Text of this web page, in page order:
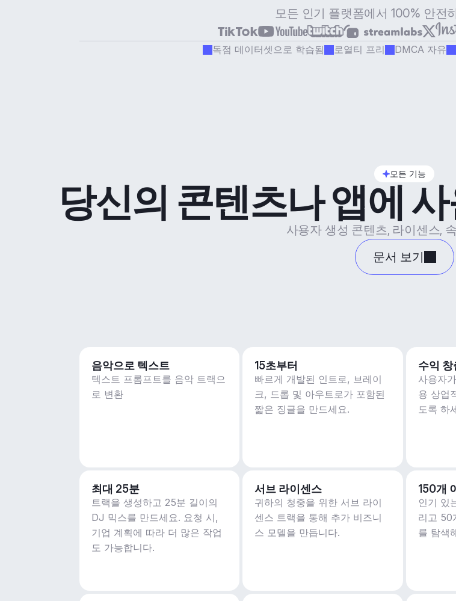
모든 인기 플랫폼에서 100% 안전
독점 데이터셋으로 학습됨 로열티 프리 DMCA 자유
모든 기능
당신의 콘텐츠나 앱에
사용자 생성 콘텐츠, 라이센스,
문서 보기
음악으로 텍스트
텍스트 프롬프트를 음악 트랙으
로 변환
15초부터
빠르게 개발된 인트로, 브레이
크, 드롭 및 아우트로가 포함된
짧은 징글을 만드세요.
수익 창
사용자
용 상업
도록 하
최대 25분
트랙을 생성하고 25분 길이의
DJ 믹스를 만드세요. 요청 시,
기업 계획에 따라 더 많은 작업
도 가능합니다.
서브 라이센스
귀하의 청중을 위한 서브 라이
센스 트랙을 통해 추가 비즈니
스 모델을 만듭니다.
150개
인기 있
리고 50
를 탐색